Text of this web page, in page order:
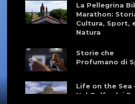
La Pellegrina
Marathon:
Cultura, Sport,
Natura
Storie che
Profumano di
Life on the Sea
Nel Golfo dei